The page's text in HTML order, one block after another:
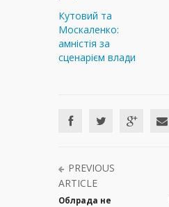
Кутовий та
Москаленко:
амністія за
сценарієм влади
PREVIOUS
ARTICLE
Облрада не